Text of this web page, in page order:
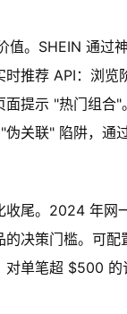
值。SHEIN 通过
时推荐 API：浏
面提示 "热门组
关联" 陷阱，通
收尾。2024 年网
的决策门槛。可
对单笔超 $500